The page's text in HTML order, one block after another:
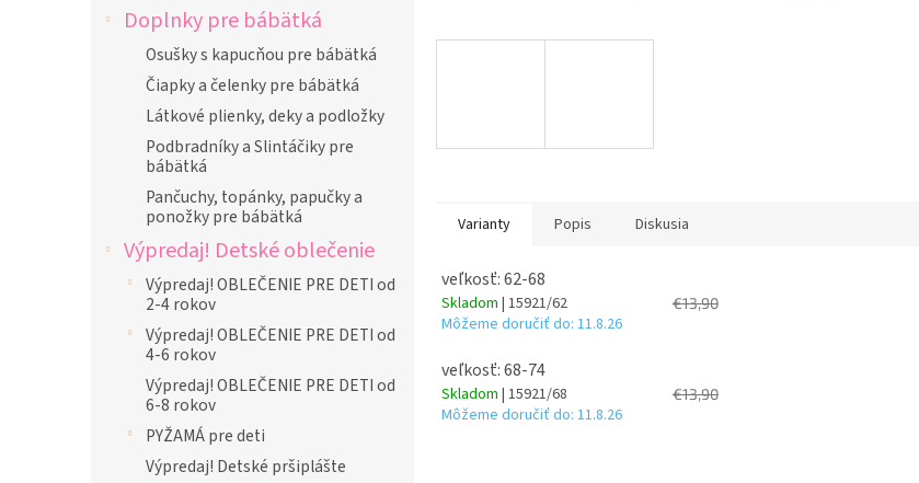
Doplnky pre bábätká
Osušky s kapucňou pre bábätká
Čiapky a čelenky pre bábätká
Látkové plienky, deky a podložky
Podbradníky a Slintáčiky pre
bábätká
Pančuchy, topánky, papučky a
ponožky pre bábätká
Výpredaj! Detské oblečenie
Výpredaj! OBLEČENIE PRE DETI od
2-4 rokov
Výpredaj! OBLEČENIE PRE DETI od
4-6 rokov
Výpredaj! OBLEČENIE PRE DETI od
6-8 rokov
PYŽAMÁ pre deti
Výpredaj! Detské pršiplášte
Varianty Popis Diskusia
veľkosť: 62-68
Skladom | 15921/62
Môžeme doručiť do: 11.8.26
€13,90
veľkosť: 68-74
Skladom | 15921/68
Môžeme doručiť do: 11.8.26
€13,90